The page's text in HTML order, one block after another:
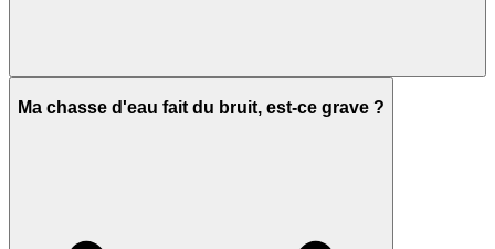
Ma chasse d'eau fait du bruit, est-ce grave ?